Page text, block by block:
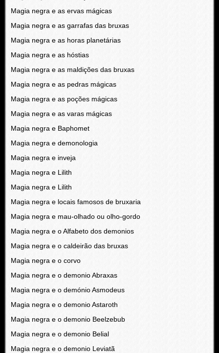
Magia negra e as ervas mágicas
Magia negra e as garrafas das bruxas
Magia negra e as horas planetárias
Magia negra e as hóstias
Magia negra e as maldições das bruxas
Magia negra e as pedras mágicas
Magia negra e as poções mágicas
Magia negra e as varas mágicas
Magia negra e Baphomet
Magia negra e demonologia
Magia negra e inveja
Magia negra e Lilith
Magia negra e Lilith
Magia negra e locais famosos de bruxaria
Magia negra e mau-olhado ou olho-gordo
Magia negra e o Alfabeto dos demonios
Magia negra e o caldeirão das bruxas
Magia negra e o corvo
Magia negra e o demonio Abraxas
Magia negra e o demónio Asmodeus
Magia negra e o demonio Astaroth
Magia negra e o demonio Beelzebub
Magia negra e o demonio Belial
Magia negra e o demonio Leviatã